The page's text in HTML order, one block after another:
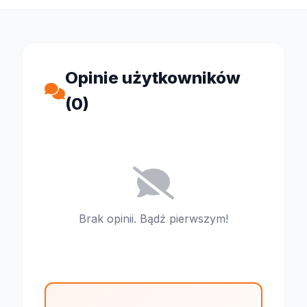
Opinie użytkowników
(0)
Brak opinii. Bądź pierwszym!